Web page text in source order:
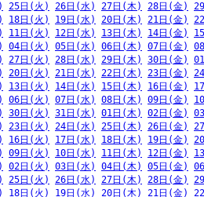
25日(火) 26日(水) 27日(木) 28日(金)
18日(火) 19日(水) 20日(木) 21日(金)
11日(火) 12日(水) 13日(木) 14日(金)
04日(火) 05日(水) 06日(木) 07日(金)
27日(火) 28日(水) 29日(木) 30日(金)
20日(火) 21日(水) 22日(木) 23日(金)
13日(火) 14日(水) 15日(木) 16日(金)
06日(火) 07日(水) 08日(木) 09日(金)
30日(火) 31日(水) 01日(木) 02日(金)
23日(火) 24日(水) 25日(木) 26日(金)
16日(火) 17日(水) 18日(木) 19日(金)
09日(火) 10日(水) 11日(木) 12日(金)
02日(火) 03日(水) 04日(木) 05日(金)
25日(火) 26日(水) 27日(木) 28日(金)
18日(火) 19日(水) 20日(木) 21日(金)